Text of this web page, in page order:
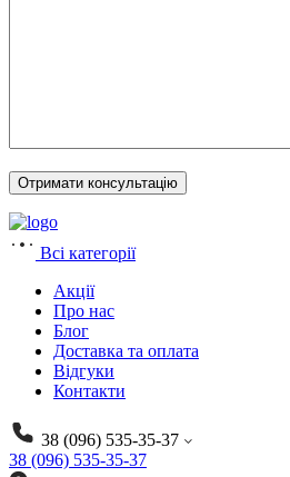
Всі категорії
Акції
Про нас
Блог
Доставка та оплата
Відгуки
Контакти
38 (096) 535-35-37
38 (096) 535-35-37